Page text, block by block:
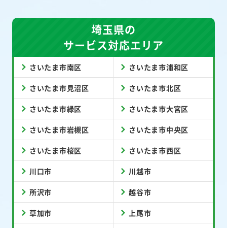
埼玉県の
サービス対応エリア
さいたま市南区 さいたま市浦和区
さいたま市見沼区 さいたま市北区
さいたま市緑区 さいたま市大宮区
さいたま市岩槻区 さいたま市中央区
さいたま市桜区 さいたま市西区
川口市 川越市
所沢市 越谷市
草加市 上尾市